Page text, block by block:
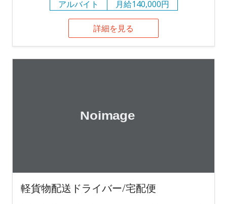
アルバイト
月給140,000円
詳細を見る
軽貨物配送ドライバー/宅配便